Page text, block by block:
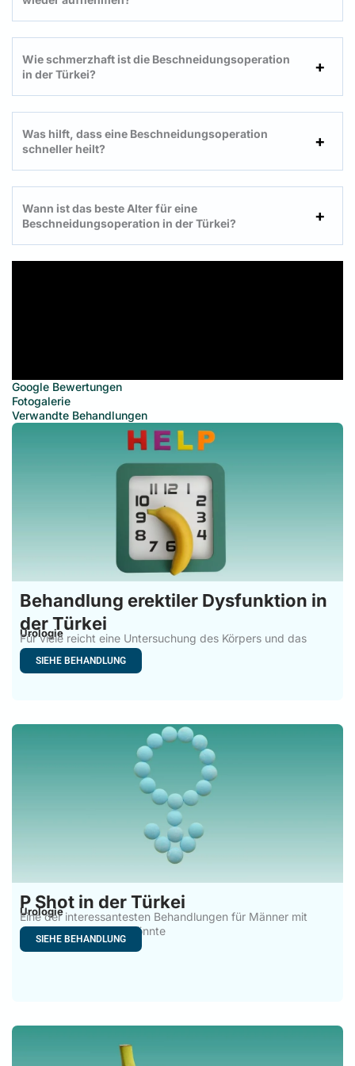
Wie schmerzhaft ist die Beschneidungsoperation
in der Türkei?
Was hilft, dass eine Beschneidungsoperation
schneller heilt?
Wann ist das beste Alter für eine
Beschneidungsoperation in der Türkei?
Google Bewertungen
Fotogalerie
Verwandte Behandlungen
Behandlung erektiler Dysfunktion in
der Türkei
Urologie
Für viele reicht eine Untersuchung des Körpers und das
Ausfüllen
SIEHE BEHANDLUNG
P Shot in der Türkei
Urologie
Eine der interessantesten Behandlungen für Männer mit
erektiler Dysfunktion könnte
SIEHE BEHANDLUNG